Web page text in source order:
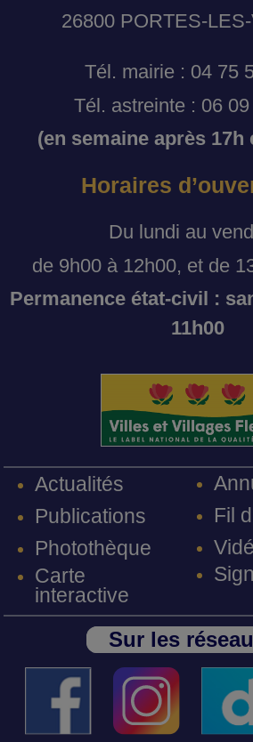
26800 PORTES-
Tél. mairie : 04 75
Tél. astreinte : 06
(en semaine après 17h
Horaires
Du lundi au
de 9h00 à 12h00, et de
Permanence état-civil :
11h00
Actualités
Publications
Photothèque
Carte
interactive
Fil
Sur les